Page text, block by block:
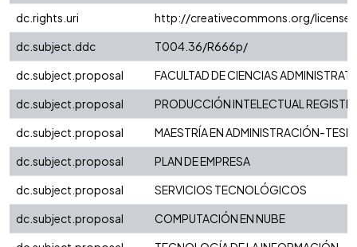
dc.rights.uri
http://creativecommons.org/
dc.subject.ddc
T004.36/R666p/
dc.subject.proposal
FACULTAD DE CIENCIAS
dc.subject.proposal
PRODUCCIÓN INTELECTUAL
dc.subject.proposal
MAESTRÍA EN ADMINISTRACIÓN-TESIS
dc.subject.proposal
PLAN DE EMPRESA
dc.subject.proposal
SERVICIOS TECNOLÓGICOS
dc.subject.proposal
COMPUTACIÓN EN NUBE